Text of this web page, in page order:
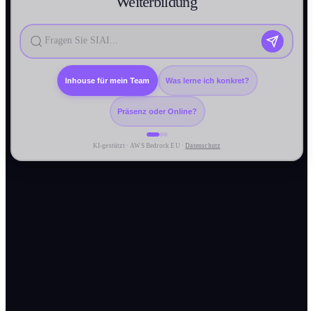
Was lerne ich konkret?
Präsenz oder Online?
Inhouse für mein Team
KI-gestützt · AWS Bedrock EU ·Datenschutz